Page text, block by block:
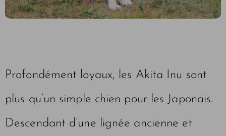
Profondément loyaux, les Akita Inu sont
plus qu’un simple chien pour les Japonais.
Descendant d’une lignée ancienne et